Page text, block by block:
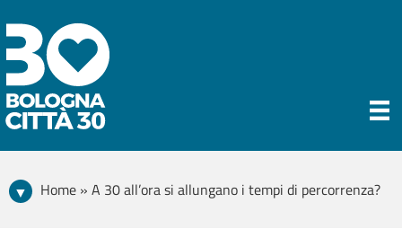
Home » A 30 all’ora si allungano i tempi di percorrenza?